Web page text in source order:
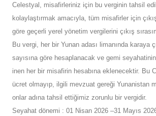
Celestyal, misafirleriniz için bu verginin tahsil
kolaylaştırmak amacıyla, tüm misafirler için
göre geçerli yerel yönetim vergilerini çıkış
Bu vergi, her bir Yunan adası limanında karaya
sayısına göre hesaplanacak ve gemi
inen her bir misafirin hesabına eklenecektir. Bu
ücret olmayıp, ilgili mevzuat gereği Yunanistan
onlar adına tahsil ettiğimiz zorunlu bir vergidir.
Seyahat dönemi : 01 Nisan 2026 –31 Mayıs